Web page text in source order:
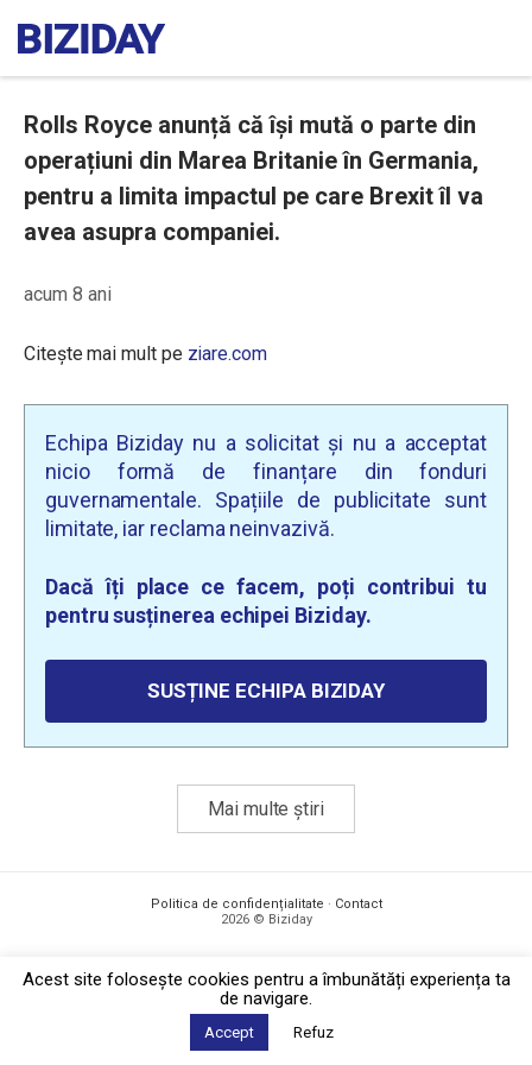
Rolls Royce anunță că își mută o parte din
operațiuni din Marea Britanie în Germania,
pentru a limita impactul pe care Brexit îl va
avea asupra companiei.
acum 8 ani
Citește mai mult pe ziare.com
Echipa Biziday nu a solicitat și nu a acceptat
nicio formă de finanțare din fonduri
guvernamentale. Spațiile de publicitate sunt
limitate, iar reclama neinvazivă.
Dacă îți place ce facem, poți contribui tu
pentru susținerea echipei Biziday.
SUSȚINE ECHIPA BIZIDAY
Mai multe știri
Politica de confidențialitate · Contact
2026 © Biziday
Acest site foloseşte cookies pentru a îmbunătăți experiența ta
de navigare.
Accept Refuz